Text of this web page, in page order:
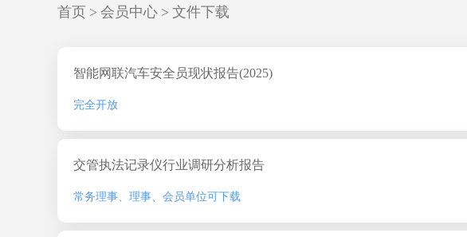
首页 > 会员中心 > 文件下载
智能网联汽车安全员现状报告(2025)
完全开放
交管执法记录仪行业调研分析报告
常务理事、理事、会员单位可下载